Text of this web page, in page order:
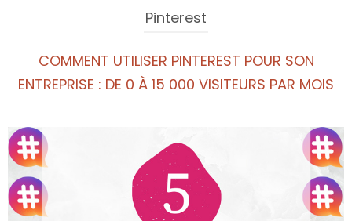
Pinterest
COMMENT UTILISER PINTEREST POUR SON
ENTREPRISE : DE 0 À 15 000 VISITEURS PAR MOIS